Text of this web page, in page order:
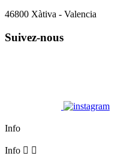
46800 Xàtiva - Valencia
Suivez-nous
Info
Info  